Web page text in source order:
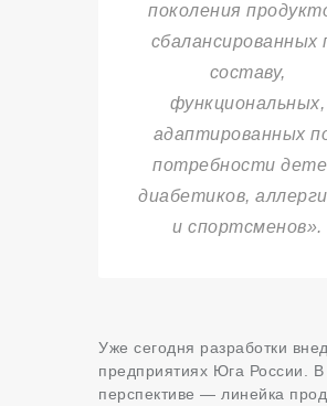
поколения
сбалансированных
составу,
функциональных,
адаптированных
потребности
диабетиков,
и спортсменов».
Уже сегодня разработки
предприятиях Юга России. В
перспективе — линейка